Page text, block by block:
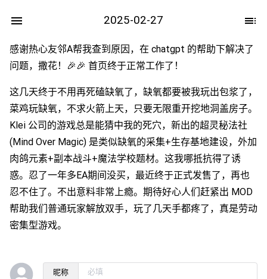
2025-02-27
感谢热心友邻A帮我查到原因，在 chatgpt 的帮助下解决了
问题，撒花！🎉🎉 首页终于正常工作了！
这几天终于不用再死磕缺氧了，缺氧都要被我玩出包浆了，
菜鸡玩缺氧，不求火箭上天，只要无限重开挖地洞盖房子。
Klei 公司的游戏总是能猜中我的死穴，新出的超灵秘法社
(Mind Over Magic) 是类似缺氧的采集+生存基地建设，外加
肉鸽元素+副本战斗+魔法学校题材。这我哪抵抗得了诱
惑。忍了一年多EA期间没买，最近终于正式发售了，再也
忍不住了。不出意料非常上瘾。期待好心人们赶紧出 MOD
帮助我们普通玩家解放双手，玩了几天手都疼了，真是劳动
密集型游戏。
昵称